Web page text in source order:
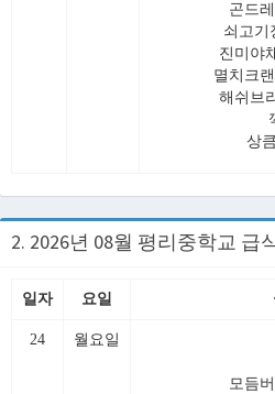
곤드
쇠고기
진미야
멸치크
해쉬브
상
2. 2026년 08월 평리중학교 급
일자 요일
24 월요일
모듬